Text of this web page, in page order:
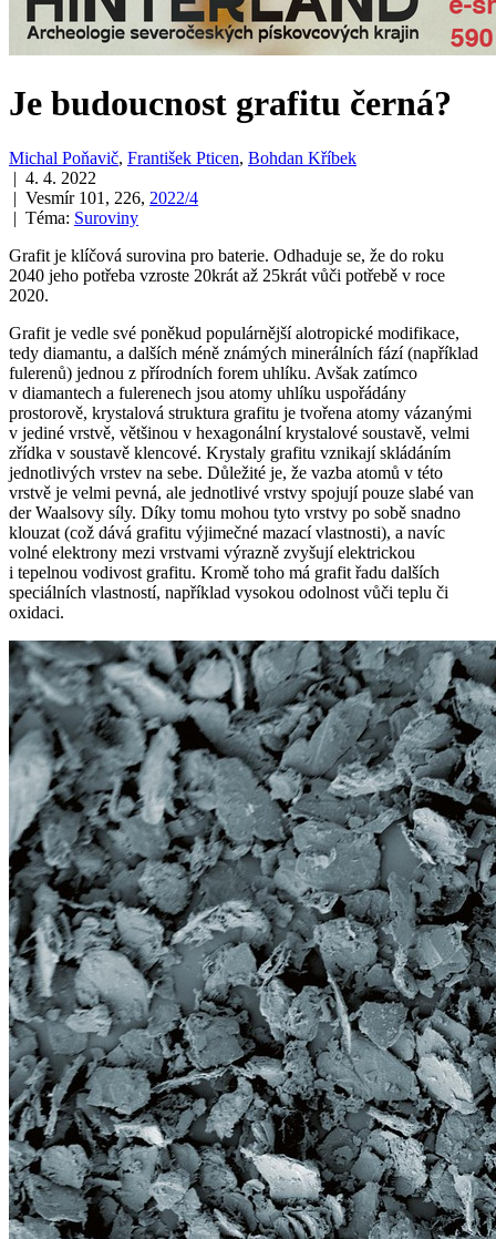
Je budoucnost grafitu černá?
Michal Poňavič, František Pticen, Bohdan Kříbek
| 4. 4. 2022
| Vesmír 101, 226, 2022/4
| Téma: Suroviny
Grafit je klíčová surovina pro baterie. Odhaduje se, že do roku
2040 jeho potřeba vzroste 20krát až 25krát vůči potřebě v roce
2020.
Grafit je vedle své poněkud populárnější alotropické modifikace,
tedy diamantu, a dalších méně známých minerálních fází (například
fulerenů) jednou z přírodních forem uhlíku. Avšak zatímco
v diamantech a fulerenech jsou atomy uhlíku uspořádány
prostorově, krystalová struktura grafitu je tvořena atomy vázanými
v jediné vrstvě, většinou v hexagonální krystalové soustavě, velmi
zřídka v soustavě klencové. Krystaly grafitu vznikají skládáním
jednotlivých vrstev na sebe. Důležité je, že vazba atomů v této
vrstvě je velmi pevná, ale jednotlivé vrstvy spojují pouze slabé van
der Waalsovy síly. Díky tomu mohou tyto vrstvy po sobě snadno
klouzat (což dává grafitu výjimečné mazací vlastnosti), a navíc
volné elektrony mezi vrstvami výrazně zvyšují elektrickou
i tepelnou vodivost grafitu. Kromě toho má grafit řadu dalších
speciálních vlastností, například vysokou odolnost vůči teplu či
oxidaci.